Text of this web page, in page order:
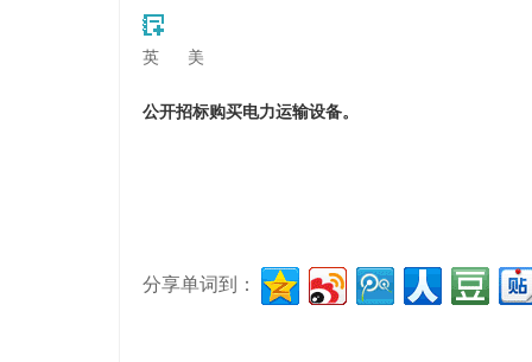
英 美
公开招标购买电力运输设备。
分享单词到：